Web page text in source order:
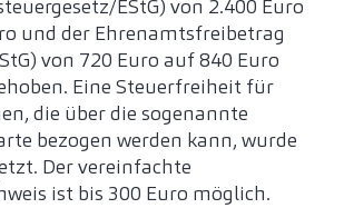
EStG) von 2.400 Euro
und der Ehrenamtsfreibetrag
von 720 Euro auf 840 Euro
Eine Steuerfreiheit für
die über die sogenannte
bezogen werden kann, wurde
Der vereinfachte
ist bis 300 Euro möglich.